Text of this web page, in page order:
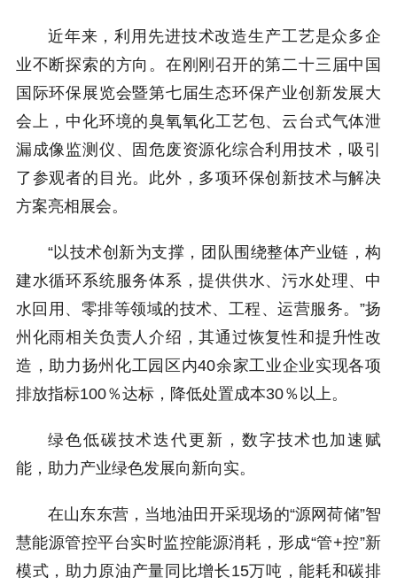
近年来，利用先进技术改造生产工艺是众多企
业不断探索的方向。在刚刚召开的第二十三届中国
国际环保展览会暨第七届生态环保产业创新发展大
会上，中化环境的臭氧氧化工艺包、云台式气体泄
漏成像监测仪、固危废资源化综合利用技术 ，吸引
了参观者的目光。此外，多项环保创新技术与解决
方案亮相展会。
“以技术创新为支撑，团队围绕整体产业链，构
建水循环系统服务体系，提供供水、污水处理、中
水回用、零排等领域的技术、工程、运营服务。”扬
州化雨相关负责人介绍，其通过恢复性和提升性改
造，助力扬州化工园区内40余家工业企业实现各项
排放指标100％达标，降低处置成本30％以上。
绿色低碳技术迭代更新，数字技术也加速赋
能，助力产业绿色发展向新向实。
在山东东营，当地油田开采现场的“源网荷储”智
慧能源管控平台实时监控能源消耗，形成“管+控”新
模式，助力原油产量同比增长15万吨，能耗和碳排